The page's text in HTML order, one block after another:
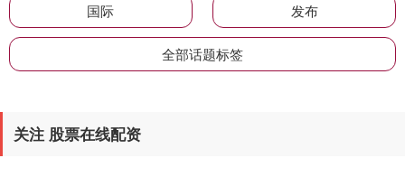
国际 发布
全部话题标签
关注 股票在线配资